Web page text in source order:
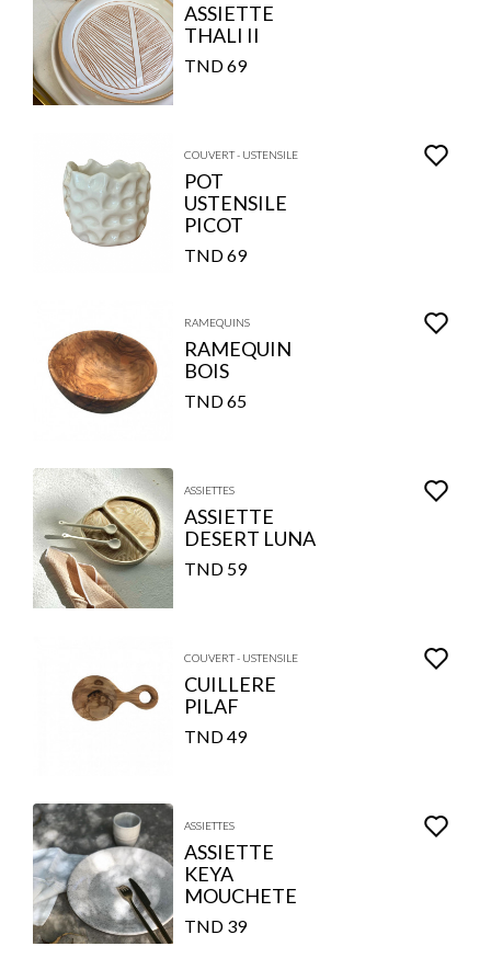
ASSIETTE
THALI II
69 TND
COUVERT - USTENSILE
POT
USTENSILE
PICOT
69 TND
RAMEQUINS
RAMEQUIN
BOIS
65 TND
ASSIETTES
ASSIETTE
DESERT LUNA
59 TND
COUVERT - USTENSILE
CUILLERE
PILAF
49 TND
ASSIETTES
ASSIETTE
KEYA
MOUCHETE
39 TND